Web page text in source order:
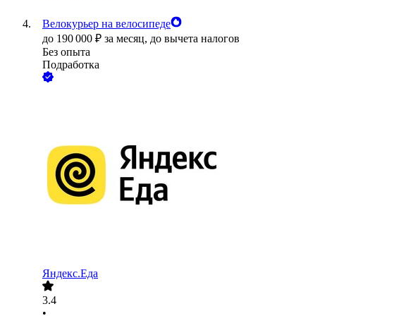
Велокурьер на велосипеде
до 190 000 ₽ за месяц, до вычета налогов
Без опыта
Подработка
Яндекс.Еда
3.4
•